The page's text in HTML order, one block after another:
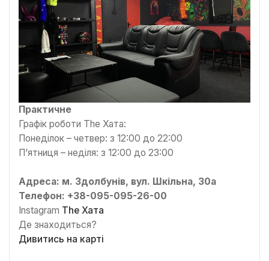
Практичне
Графік роботи The Хата:
Понеділок – четвер: з 12:00 до 22:00
П’ятниця – неділя: з 12:00 до 23:00
Адреса: м. Здолбунів, вул. Шкільна, 30а
Телефон: +38-095-095-26-00
Instagram The Хата
Де знаходиться?
Дивитись на карті